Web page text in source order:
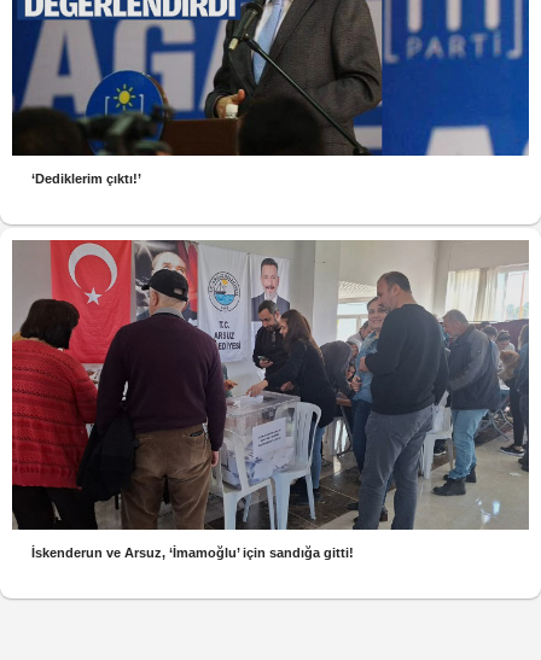
‘Dediklerim çıktı!’
İskenderun ve Arsuz, ‘İmamoğlu’ için sandığa gitti!